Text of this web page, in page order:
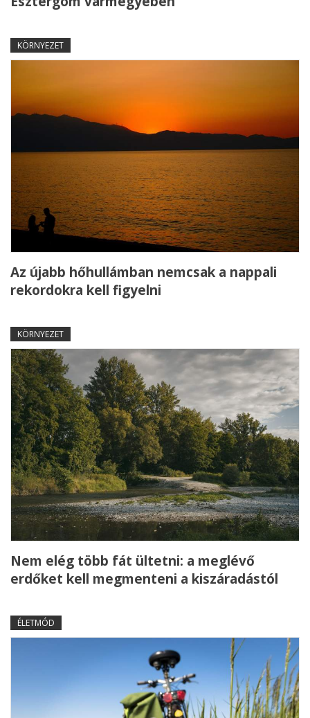
KÖRNYEZET
Az újabb hőhullámban nemcsak a nappali
rekordokra kell figyelni
KÖRNYEZET
Nem elég több fát ültetni: a meglévő
erdőket kell megmenteni a kiszáradástól
ÉLETMÓD